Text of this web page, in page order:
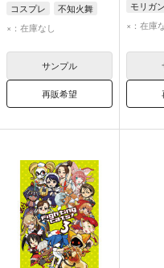
コスプレ
不知火舞
×：在庫なし
サンプル
再販希望
サイロ
×：在庫